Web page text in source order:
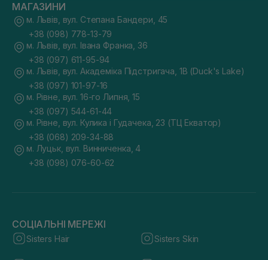
МАГАЗИНИ
м. Львів, вул. Степана Бандери, 45
+38 (098) 778-13-79
м. Львів, вул. Івана Франка, 36
+38 (097) 611-95-94
м. Львів, вул. Академіка Підстригача, 1В (Duck's Lake)
+38 (097) 101-97-16
м. Рівне, вул. 16-го Липня, 15
+38 (097) 544-61-44
м. Рівне, вул. Кулика і Гудачека, 23 (ТЦ Екватор)
+38 (068) 209-34-88
м. Луцьк, вул. Винниченка, 4
+38 (098) 076-60-62
СОЦІАЛЬНІ МЕРЕЖІ
Sisters Hair Sisters Skin